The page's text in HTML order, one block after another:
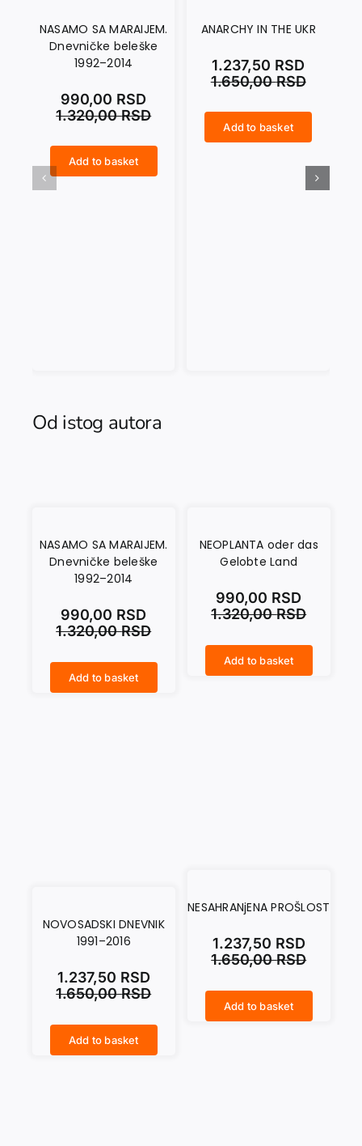
NASAMO SA MARAIJEM.
Dnevničke beleške
1992–2014
1.320,00RSD
990,00 RSD
Add to basket
ANARCHY IN THE UKR
1.650,00RSD
1.237,50 RSD
Add to basket
Od istog autora
NASAMO SA MARAIJEM.
Dnevničke beleške
1992–2014
1.320,00RSD
990,00 RSD
Add to basket
NEOPLANTA oder das
Gelobte Land
1.320,00RSD
990,00 RSD
Add to basket
NESAHRANjENA PROŠLOST
1.650,00RSD
1.237,50 RSD
Add to basket
NOVOSADSKI DNEVNIK
1991–2016
1.650,00RSD
1.237,50 RSD
Add to basket